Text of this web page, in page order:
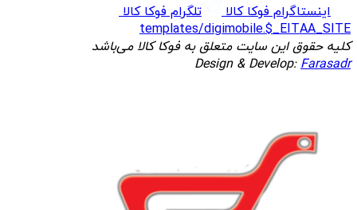
اینستاگرام فوکا کالا
تلگرام فوکا کالا
templates/digimobile.$_EITAA_SITE
کلیه حقوق این سایت متعلق به فوکا کالا می‌باشد
Design & Develop:Farasadr